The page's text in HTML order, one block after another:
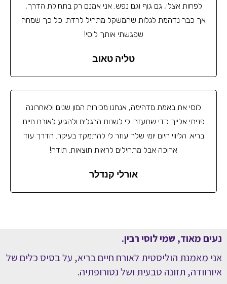
לפחות אצלי, גם גוף וגם נפש. אני אמנם רק בתחילת הדרך,
אך כבר נדהמת לגלות שהמשקל מתחיל לרדת. כל כך שמחה
שפגשתי אותך לוסי!
טליה טאוב
לוסי את באמת מדהימה, אנחנו מכירות המון שנים ולאחרונה
פניתי אלייך כדי שתעזרי לי לשנות הרגלים ולהגיע לאורח חיים
בריא. הליווי היום יומי שלך עוזר לי להתמקד בעיקר. הדרך עוד
ארוכה אבל מתחילים לראות תוצאות. תודה!
אורלי קנדלר
נעים מאוד, שמי לוסי רבין.
אני מאמנת הוליסטית לאורח חיים בריא, על בסיס כלים של
איורוודה, תזונה טבעית ושל נטורופתיה.